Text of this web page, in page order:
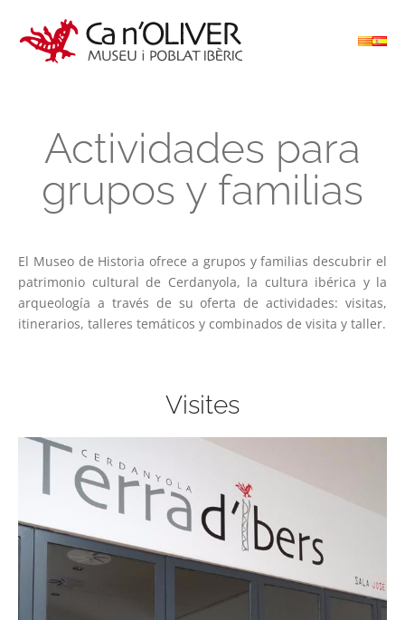
Actividades para
grupos y familias
El Museo de Historia ofrece a grupos y familias descubrir el
patrimonio cultural de Cerdanyola, la cultura ibérica y la
arqueología a través de su oferta de actividades: visitas,
itinerarios, talleres temáticos y combinados de visita y taller.
Visites